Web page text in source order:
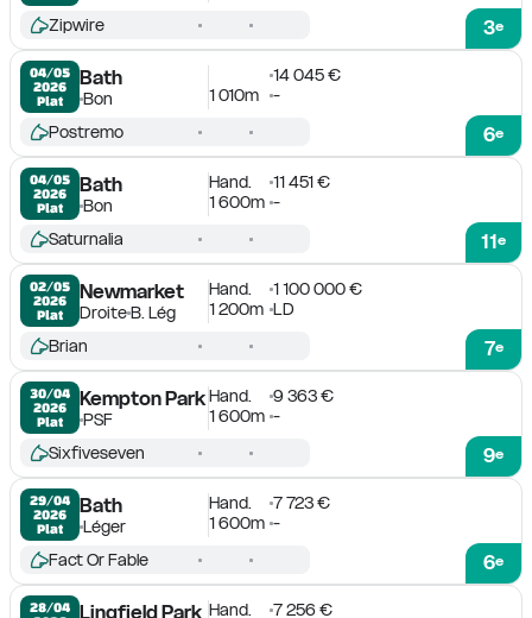
3e
Zipwire
04/05
2026
Plat
Bath
Bon
14 045 €
1 010m
-
6e
Postremo
04/05
2026
Plat
Bath
Bon
Hand.
11 451 €
1 600m -
11e
Saturnalia
02/05
2026
Plat
Newmarket
DroiteB. Lég
Hand.
1 100 000 €
1 200m LD
7e
Brian
30/04
2026
Plat
Kempton Park
PSF
Hand.
9 363 €
1 600m -
9e
Sixfiveseven
29/04
2026
Plat
Bath
Léger
Hand.
7 723 €
1 600m -
6e
Fact Or Fable
28/04
Lingfield Park Hand.
7 256 €